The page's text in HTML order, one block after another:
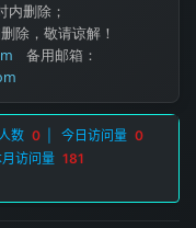
内删除；
除，敬请谅解！
备用邮箱：